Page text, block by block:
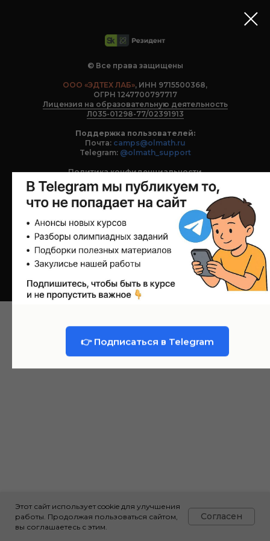
👉 Подписаться в Telegram
Этот сайт использует cookie для улучшения
работы. Продолжая пользоваться сайтом,
вы соглашаетесь с этим.
Согласен
© Все права защищены
ООО «ЭДТЕХ ЛАБ», ИНН 9715500368,
ОГРН 1247700797717
Лицензия на образовательную деятельность
Л035-01298-77/02391913
Поддержка пользователей:
Почта: camps@olmath.ru
Telegram: @olmath_support
Политика конфиденциальности
Договор оферты
Школа «Олмат», 2017 - 2025
С 2025 года платформа Олмат – резидент инновационного
центра Сколково.